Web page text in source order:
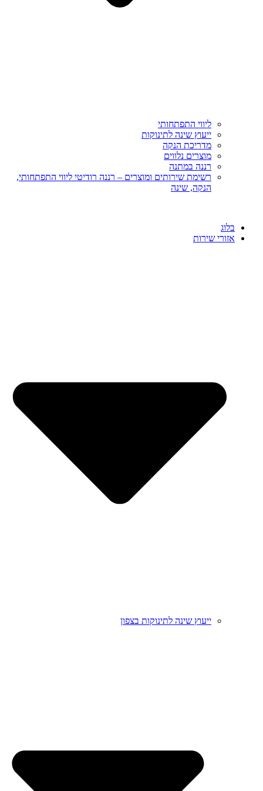
ליווי התפתחותי
ייעוץ שינה לתינוקות
מדריכת הנקה
מוצרים נלווים
רננה במתנה
רשימת שירותים ומוצרים – רננה רודיטי ליווי התפתחותי,
הנקה, שינה
בלוג
אזורי שירות
ייעוץ שינה לתינוקות בצפון